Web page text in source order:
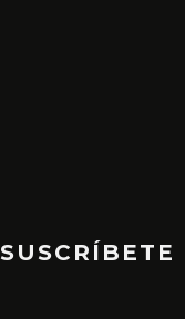
SUSCRÍBETE